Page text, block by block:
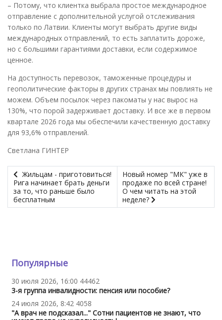
– Потому, что клиентка выбрала простое международное
отправление с дополнительной услугой отслеживания
только по Латвии. Клиенты могут выбрать другие виды
международных отправлений, то есть заплатить дороже,
но с большими гарантиями доставки, если содержимое
ценное.
На доступность перевозок, таможенные процедуры и
геополитические факторы в других странах мы повлиять не
можем. Объем посылок через пакоматы у нас вырос на
130%, что порой задерживает доставку. И все же в первом
квартале 2026 года мы обеспечили качественную доставку
для 93,6% отправлений.
Светлана ГИНТЕР
Жильцам - приготовиться!
Рига начинает брать деньги
за то, что раньше было
бесплатным
Новый номер "МК" уже в
продаже по всей стране!
О чем читать на этой
неделе?
Популярные
30 июля 2026, 16:00 44462
3-я группа инвалидности: пенсия или пособие?
24 июля 2026, 8:42 4058
"А врач не подсказал..." Сотни пациентов не знают, что